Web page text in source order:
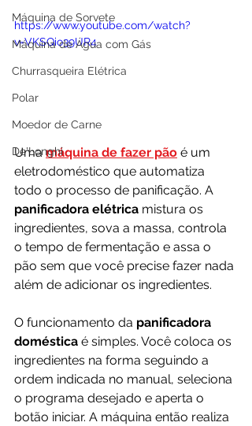
Máquina de Sorvete
Máquina de Água com Gás
Churrasqueira Elétrica
Polar
Moedor de Carne
De'Longhi
https://www.youtube.com/watch?
v=VKSQio39UR4
Uma máquina de fazer pão é um
eletrodoméstico que automatiza
todo o processo de panificação. A
panificadora elétrica mistura os
ingredientes, sova a massa, controla
o tempo de fermentação e assa o
pão sem que você precise fazer nada
além de adicionar os ingredientes.
O funcionamento da panificadora
doméstica é simples. Você coloca os
ingredientes na forma seguindo a
ordem indicada no manual, seleciona
o programa desejado e aperta o
botão iniciar. A máquina então realiza